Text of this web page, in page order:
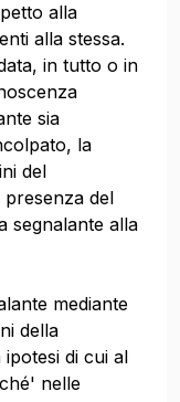
alla
alla stessa.
in tutto o in
sia
la
del
del
segnalante alla
mediante
della
di cui al
nelle